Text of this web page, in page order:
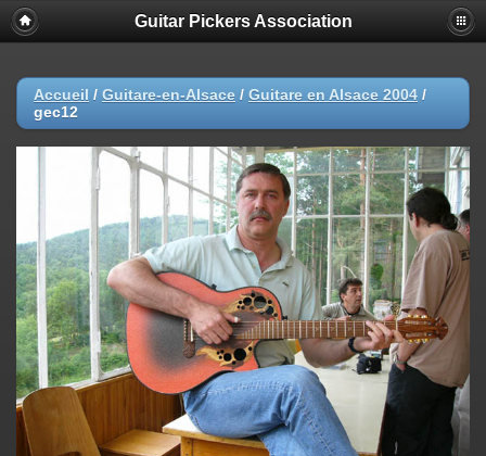
Guitar Pickers Association
Accueil / Guitare-en-Alsace / Guitare en Alsace 2004 /
gec12